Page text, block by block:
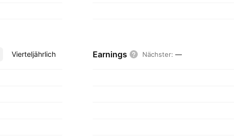
Vierteljährlich Earnings Nächster: —